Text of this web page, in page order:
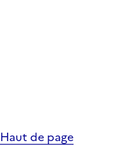
Haut de page